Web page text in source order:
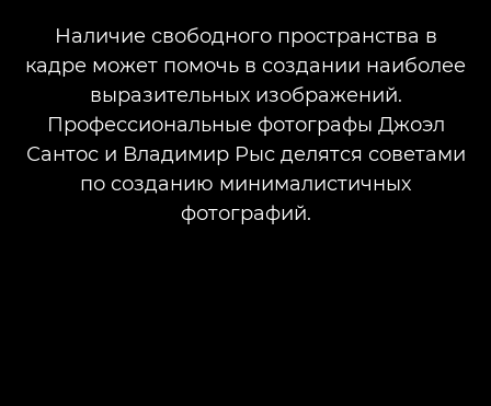
Наличие свободного пространства в
кадре может помочь в создании наиболее
выразительных изображений.
Профессиональные фотографы Джоэл
Сантос и Владимир Рыс делятся советами
по созданию минималистичных
фотографий.